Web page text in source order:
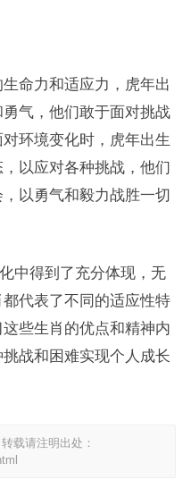
命力和适应力，虎年出
气，他们敢于面对挑战
环境变化时，虎年出生
以应对各种挑战，他们
以勇气和毅力战胜一切
中得到了充分体现，无
代表了不同的适应性特
些生肖的优点和精神内
战和困难实现个人成长
载请注明出处：